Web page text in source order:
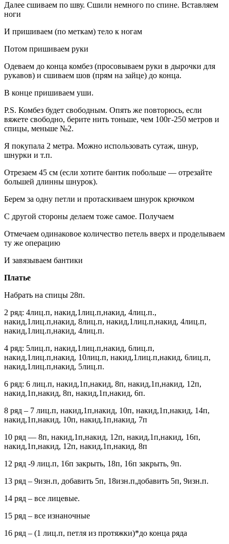
Далее сшиваем по шву. Сшили немного по спине. Вставляем
ноги
И пришиваем (по меткам) тело к ногам
Потом пришиваем руки
Одеваем до конца комбез (просовываем руки в дырочки для
рукавов) и сшиваем шов (прям на зайце) до конца.
В конце пришиваем уши.
P.S. Комбез будет свободным. Опять же повторюсь, если
вяжете свободно, берите нить тоньше, чем 100г-250 метров и
спицы, меньше №2.
Я покупала 2 метра. Можно использовать сутаж, шнур,
шнурки и т.п.
Отрезаем 45 см (если хотите бантик побольше — отрезайте
большей длинны шнурок).
Берем за одну петли и протаскиваем шнурок крючком
С другой стороны делаем тоже самое. Получаем
Отмечаем одинаковое количество петель вверх и проделываем
ту же операцию
И завязываем бантики
Платье
Набрать на спицы 28п.
2 ряд: 4лиц.п, накид,1лиц.п,накид, 4лиц.п.,
накид,1лиц.п,накид, 8лиц.п, накид,1лиц.п,накид, 4лиц.п,
накид,1лиц.п,накид, 4лиц.п.
4 ряд: 5лиц.п, накид,1лиц.п,накид, 6лиц.п,
накид,1лиц.п,накид, 10лиц.п, накид,1лиц.п,накид, 6лиц.п,
накид,1лиц.п,накид, 5лиц.п.
6 ряд: 6 лиц.п, накид,1п,накид, 8п, накид,1п,накид, 12п,
накид,1п,накид, 8п, накид,1п,накид, 6п.
8 ряд – 7 лиц.п, накид,1п,накид, 10п, накид,1п,накид, 14п,
накид,1п,накид, 10п, накид,1п,накид, 7п
10 ряд — 8п, накид,1п,накид, 12п, накид,1п,накид, 16п,
накид,1п,накид, 12п, накид,1п,накид, 8п
12 ряд -9 лиц.п, 16п закрыть, 18п, 16п закрыть, 9п.
13 ряд – 9изн.п, добавить 5п, 18изн.п,добавить 5п, 9изн.п.
14 ряд – все лицевые.
15 ряд – все изнаночные
16 ряд – (1 лиц.п, петля из протяжки)*до конца ряда